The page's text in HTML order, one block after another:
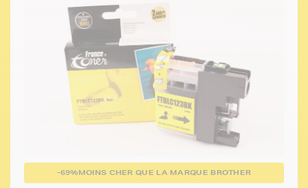
-69%MOINS CHER QUE LA MARQUE BROTHER